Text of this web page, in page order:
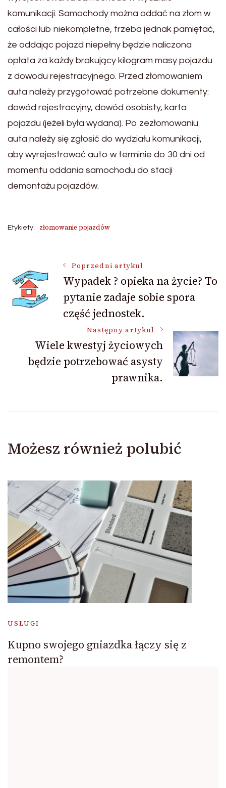
komunikacji. Samochody można oddać na złom w
całości lub niekompletne, trzeba jednak pamiętać,
że oddając pojazd niepełny będzie naliczona
opłata za każdy brakujący kilogram masy pojazdu
z dowodu rejestracyjnego. Przed złomowaniem
auta należy przygotować potrzebne dokumenty:
dowód rejestracyjny, dowód osobisty, karta
pojazdu (jeżeli była wydana). Po zezłomowaniu
auta należy się zgłosić do wydziału komunikacji,
aby wyrejestrować auto w terminie do 30 dni od
momentu oddania samochodu do stacji
demontażu pojazdów.
Etykiety: złomowanie pojazdów
Nawigacja
wpisu
Poprzedni artykuł
Wypadek ? opieka na życie? To
pytanie zadaje sobie spora
część jednostek.
Następny artykuł
Wiele kwestyj życiowych
będzie potrzebować asysty
prawnika.
Możesz również polubić
USŁUGI
Kupno swojego gniazdka łączy się z
remontem?